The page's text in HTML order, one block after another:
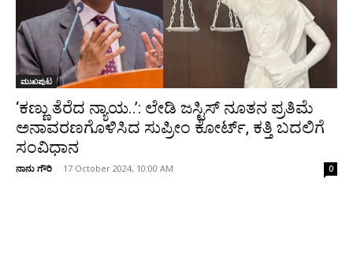
ಮುಖಪುಟ
‘ಕಣ್ಣು ತೆರೆದ ನ್ಯಾಯ..’: ಲೇಡಿ ಜಸ್ಟಿಸ್ ನೂತನ ಪ್ರತಿಮೆ
ಅನಾವರಣಗೊಳಿಸಿದ ಸುಪ್ರೀಂ ಕೋರ್ಟ್, ಕತ್ತಿ ಬದಲಿಗೆ
ಸಂವಿಧಾನ
ನಾನು ಗೌರಿ - 17 October 2024, 10:00 AM 0